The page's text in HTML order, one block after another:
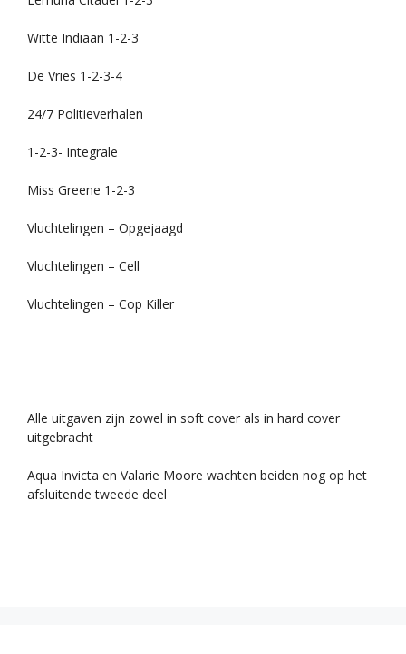
Witte Indiaan 1-2-3
De Vries 1-2-3-4
24/7 Politieverhalen
1-2-3- Integrale
Miss Greene 1-2-3
Vluchtelingen – Opgejaagd
Vluchtelingen – Cell
Vluchtelingen – Cop Killer
Alle uitgaven zijn zowel in soft cover als in hard cover
uitgebracht
Aqua Invicta en Valarie Moore wachten beiden nog op het
afsluitende tweede deel